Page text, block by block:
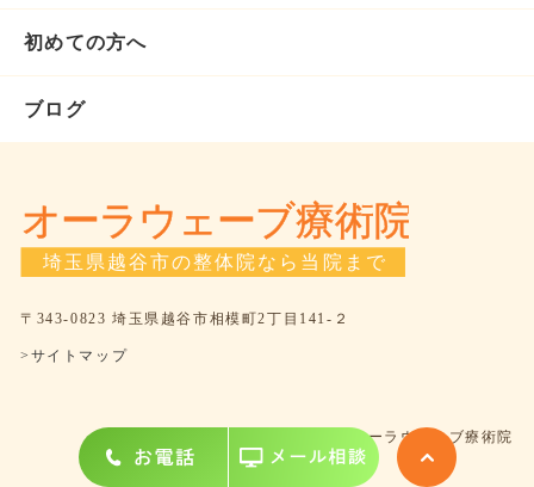
初めての方へ
ブログ
〒343-0823 埼玉県越谷市相模町2丁目141-２
>サイトマップ
©オーラウェーブ療術院